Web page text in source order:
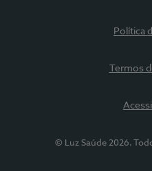
Política
Termos
© Luz Saúde 2026.